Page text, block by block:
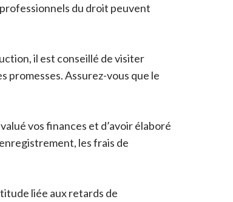
du droit peuvent
il est conseillé de visiter
promesses. Assurez-vous que le
vos finances et d’avoir élaboré
les frais de
liée aux retards de